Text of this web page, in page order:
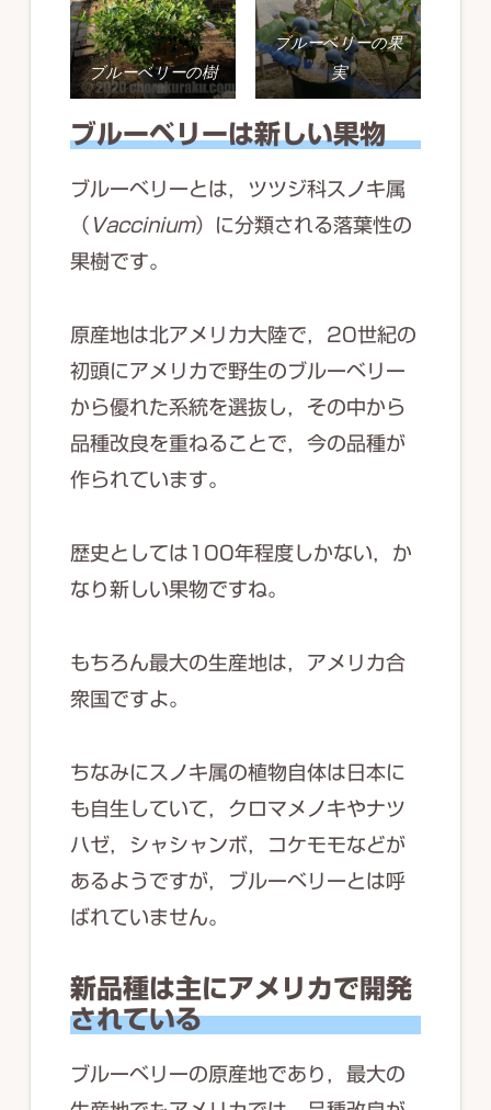
ブルーベリーの樹
ブルーベリーの果
実
ブルーベリーは新しい果物
ブルーベリーとは，ツツジ科スノキ属
（ Vaccinium）に分類される落葉性の
果樹です。
原産地は北アメリカ大陸で，20世紀の
初頭にアメリカで野生のブルーベリー
から優れた系統を選抜し，その中から
品種改良を重ねることで，今の品種が
作られています。
歴史としては100年程度しかない，か
なり新しい果物ですね。
もちろん最大の生産地は，アメリカ合
衆国ですよ。
ちなみにスノキ属の植物自体は日本に
も自生していて，クロマメノキやナツ
ハゼ，シャシャンボ，コケモモなどが
あるようですが，ブルーベリーとは呼
ばれていません。
新品種は主にアメリカで開発
されている
ブルーベリーの原産地であり，最大の